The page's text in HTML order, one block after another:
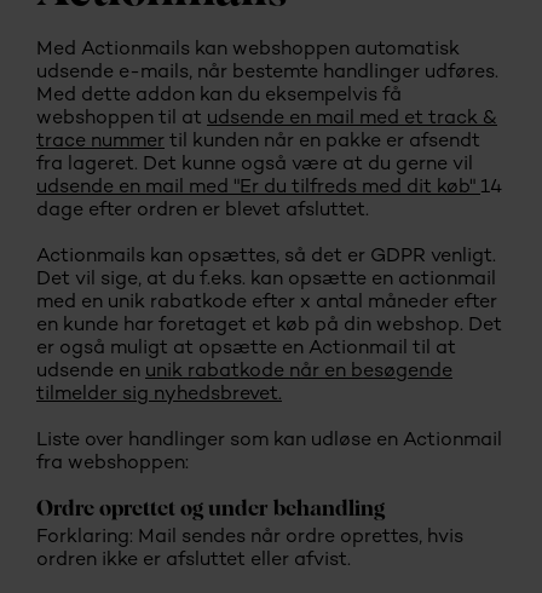
Med Actionmails kan webshoppen automatisk
udsende e-mails, når bestemte handlinger udføres.
Med dette addon kan du eksempelvis få
webshoppen til at udsende en mail med et track &
trace nummer til kunden når en pakke er afsendt
fra lageret. Det kunne også være at du gerne vil
udsende en mail med "Er du tilfreds med dit køb" 14
dage efter ordren er blevet afsluttet.
Actionmails kan opsættes, så det er GDPR venligt.
Det vil sige, at du f.eks. kan opsætte en actionmail
med en unik rabatkode efter x antal måneder efter
en kunde har foretaget et køb på din webshop. Det
er også muligt at opsætte en Actionmail til at
udsende en unik rabatkode når en besøgende
tilmelder sig nyhedsbrevet.
Liste over handlinger som kan udløse en Actionmail
fra webshoppen:
Ordre oprettet og under behandling
Forklaring: Mail sendes når ordre oprettes, hvis
ordren ikke er afsluttet eller afvist.